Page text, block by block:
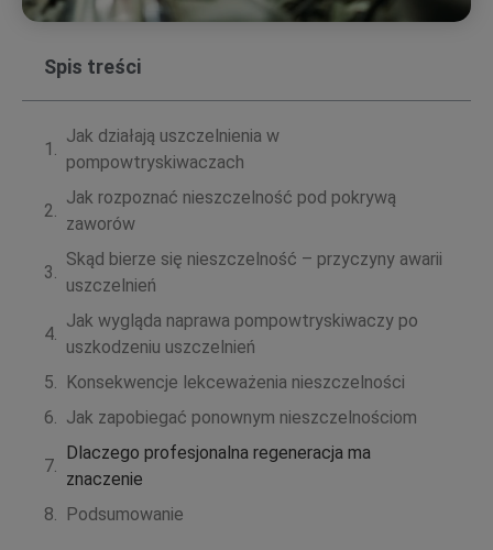
Spis treści
Jak działają uszczelnienia w
pompowtryskiwaczach
Jak rozpoznać nieszczelność pod pokrywą
zaworów
Skąd bierze się nieszczelność – przyczyny awarii
uszczelnień
Jak wygląda naprawa pompowtryskiwaczy po
uszkodzeniu uszczelnień
Konsekwencje lekceważenia nieszczelności
Jak zapobiegać ponownym nieszczelnościom
Dlaczego profesjonalna regeneracja ma
znaczenie
Podsumowanie